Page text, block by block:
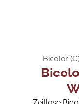
Bicolor
Zeitlose